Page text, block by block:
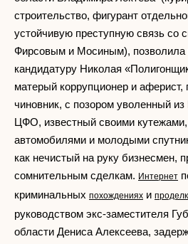
строительство, фигурант
устойчивую преступную связь со
Фирсовым и Мосиным), позволила
кандидатуру Николая
матерый коррупционер и аферист,
чиновник, с позором уволенный
ЦФО, известный своими кутежами,
автомобилями и молодыми
как нечистый на руку бизнесмен,
сомнительным сделкам. Интернет
криминальных похождениях и
руководством экс-заместителя
области Дениса Алексеева,